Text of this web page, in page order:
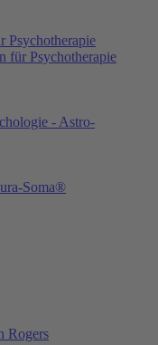
Psychotherapie
für Psychotherapie
- Astro-
Soma®
Rogers